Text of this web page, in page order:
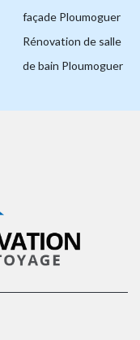
façade Ploumoguer
Rénovation de salle
de bain Ploumoguer